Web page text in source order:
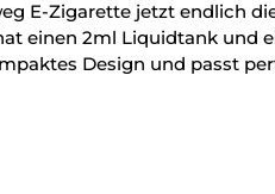
E-Zigarette jetzt endlich
einen 2ml Liquidtank und
Design und passt